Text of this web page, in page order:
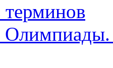
терминов